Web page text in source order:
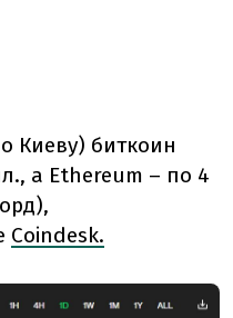
Киеву) биткоин
а Ethereum – по 4
Coindesk.